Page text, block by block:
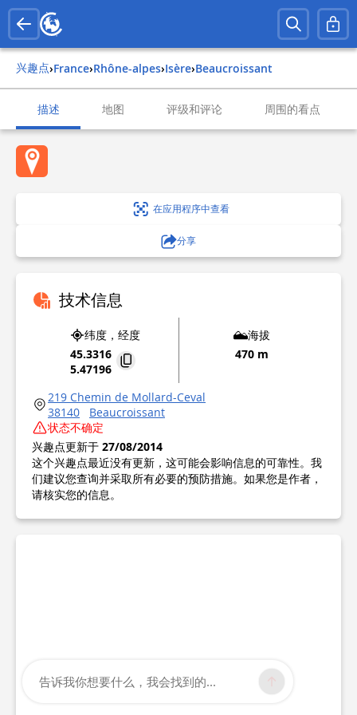
兴趣点› france› rhône-alpes› isère› beaucroissant
描述 地图 评级和评论 周围的看点
在应用程序中查看
分享
技术信息
纬度，经度
45.3316
5.47196
海拔
470 m
219 Chemin de Mollard-Ceval
38140
Beaucroissant
状态不确定
兴趣点更新于 27/08/2014
这个兴趣点最近没有更新，这可能会影响信息的可靠性。我
们建议您查询并采取所有必要的预防措施。如果您是作者，
请核实您的信息。
告诉我你想要什么，我会找到的...